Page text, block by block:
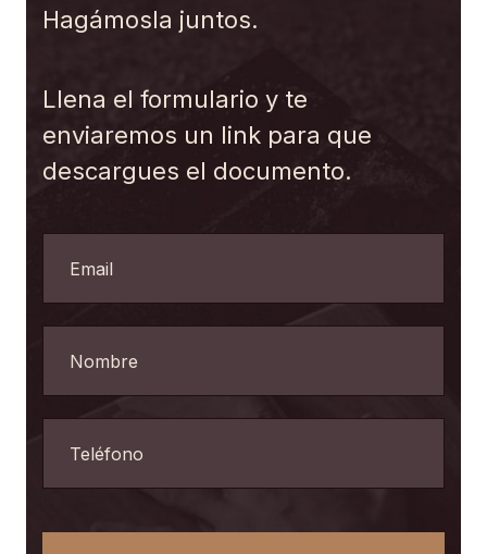
Hagámosla juntos.
Llena el formulario y te
enviaremos un link para que
descargues el documento.